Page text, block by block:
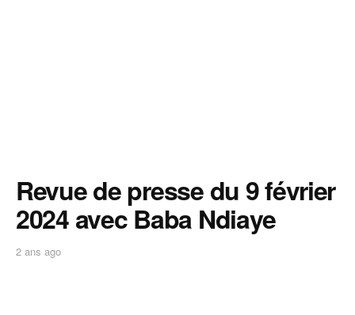
Revue de presse du 9 février
2024 avec Baba Ndiaye
2 ans ago